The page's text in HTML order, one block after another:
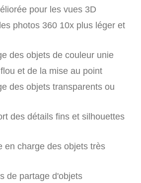
pour les vues 3D
photos 360 10x plus léger et
des objets de couleur unie
et de la mise au point
des objets transparents ou
des détails fins et silhouettes
en charge des objets très
de partage d'objets